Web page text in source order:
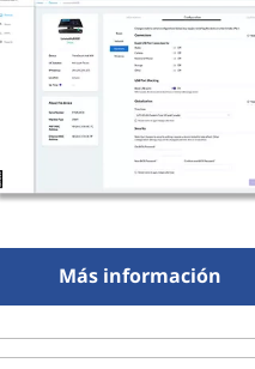
Más información